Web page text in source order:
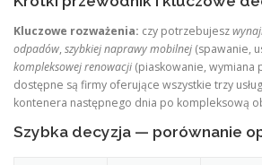
Kluczowe rozważenia: czy potrzebujesz
odpadów, szybkiej naprawy mobilnej (spawanie,
kompleksowej renowacji (piaskowanie, wymiana
dostępne są firmy oferujące wszystkie trzy
kontenera następnego dnia po kompleksową
Szybka decyzja — porównanie